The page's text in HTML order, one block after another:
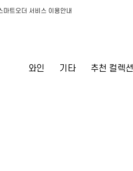
와인 기타 추천 컬렉션
트오더 서비스 이용안내